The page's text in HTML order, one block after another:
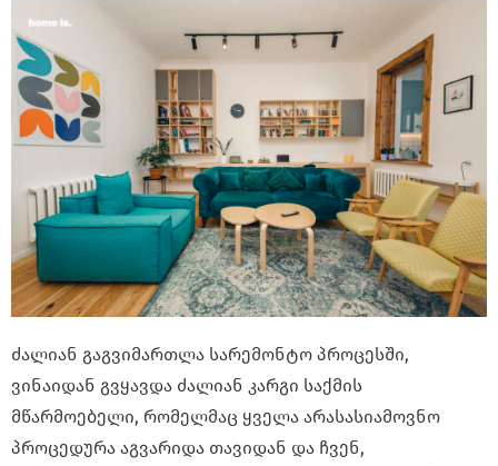
ძალიან გაგვიმართლა სარემონტო პროცესში,
ვინაიდან გვყავდა ძალიან კარგი საქმის
მწარმოებელი, რომელმაც ყველა არასასიამოვნო
პროცედურა აგვარიდა თავიდან და ჩვენ,